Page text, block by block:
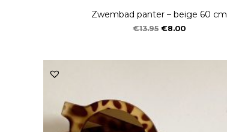
Zwembad panter – beige 60 cm
€13.95 €8.00